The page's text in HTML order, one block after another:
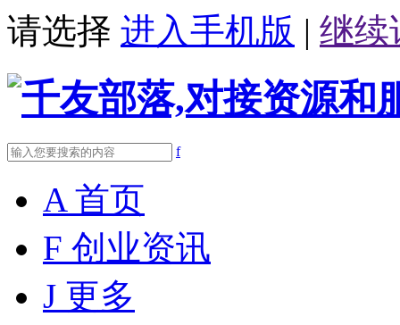
请选择 进入手机版 | 继续
f
A 首页
F 创业资讯
J 更多